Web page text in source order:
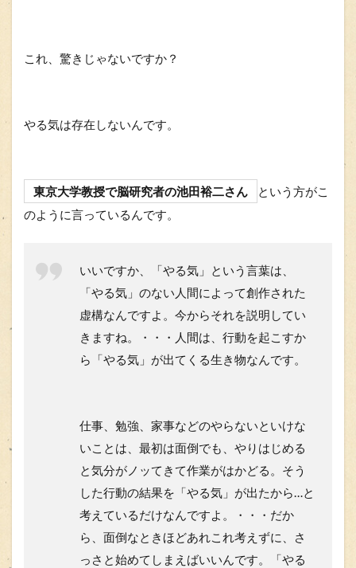
これ、驚きじゃないですか？
やる気は存在しないんです。
東京大学教授で脳研究者の池田裕二さん
という方がこ
のように言っているんです。
いいですか、「やる気」という言葉は、
「やる気」のない人間によって創作された
虚構なんですよ。今からそれを説明してい
きますね。・・・人間は、 行動を起こすか
ら「やる気」が出てくる生き物なんです。
仕事、勉強、家事などのやらないといけな
いことは、 最初は面倒でも、やりはじめる
と気分がノッてきて作業がはかどる 。そう
した行動の結果を「やる気」が出たから…と
考えているだけなんですよ。・・・だか
ら、 面倒なときほどあれこれ考えずに、さ
っさと始めてしまえばいいんです。「やる